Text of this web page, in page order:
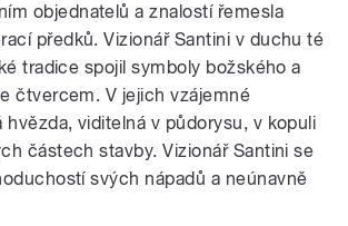
objednatelů a znalostí řemesla
předků. Vizionář Santini v duchu té
tradice spojil symboly božského a
čtvercem. V jejich vzájemné
hvězda, viditelná v půdorysu, v kopuli
částech stavby. Vizionář Santini se
svých nápadů a neúnavně